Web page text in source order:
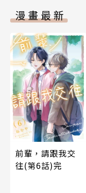
漫畫最新
前輩，請跟我交
往(第6話)完